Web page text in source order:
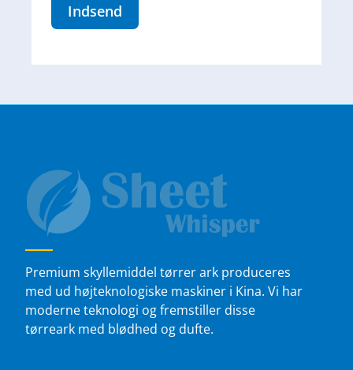
Indsend
Premium skyllemiddel tørrer ark produceres
med ud højteknologiske maskiner i Kina. Vi har
moderne teknologi og fremstiller disse
tørreark med blødhed og dufte.